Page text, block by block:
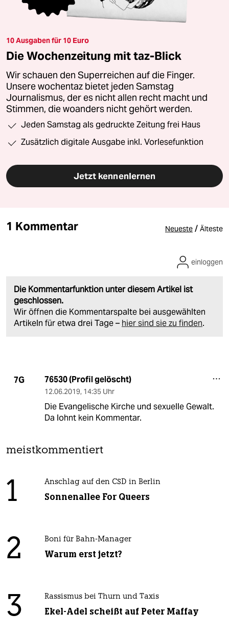
10 Ausgaben für 10 Euro
Die Wochenzeitung mit taz-Blick
Wir schauen den Superreichen auf die Finger.
Unsere wochentaz bietet jeden Samstag
Journalismus, der es nicht allen recht macht und
Stimmen, die woanders nicht gehört werden.
Jeden Samstag als gedruckte Zeitung frei Haus
Zusätzlich digitale Ausgabe inkl. Vorlesefunktion
Jetzt kennenlernen
1 Kommentar Neueste / Älteste
Die Kommentarfunktion unter diesem Artikel ist
geschlossen.
Wir öffnen die Kommentarspalte bei ausgewählten
Artikeln für etwa drei Tage – hier sind sie zu finden.
einloggen
7G 76530 (Profil gelöscht)
12.06.2019, 14:35 Uhr
Die Evangelische Kirche und sexuelle Gewalt.
Da lohnt kein Kommentar.
meistkommentiert
1 Anschlag auf den CSD in Berlin
Sonnenallee For Queers
2 Boni für Bahn-Manager
Warum erst jetzt?
3 Rassismus bei Thurn und Taxis
Ekel-Adel scheißt auf Peter Maffay